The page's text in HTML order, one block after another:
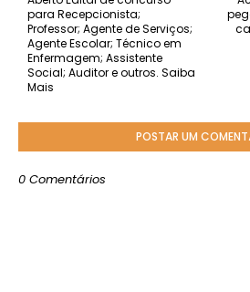
para Recepcionista;
Professor; Agente de Serviços;
Agente Escolar; Técnico em
Enfermagem; Assistente
Social; Auditor e outros. Saiba
Mais
POSTAR UM
0 Comentários